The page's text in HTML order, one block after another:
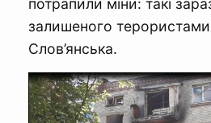
потрапили міни: такі
залишеного терористами
Cлов’янська.